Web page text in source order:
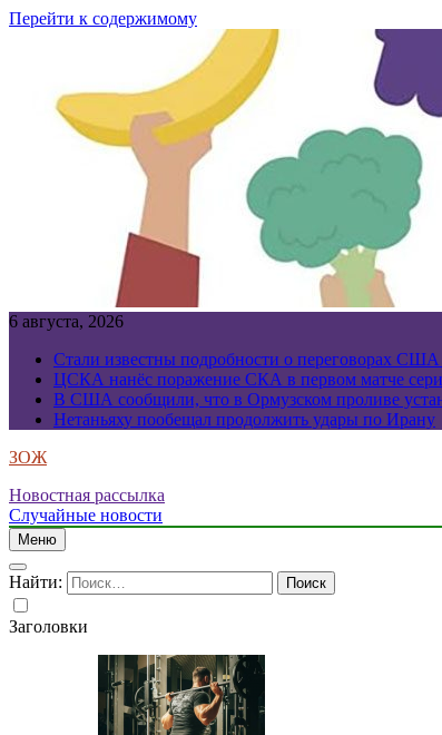
Перейти к содержимому
6 августа, 2026
Стали известны подробности о переговорах
ЦСКА нанёс поражение СКА в первом матче
В США сообщили, что в Ормузском проливе
Нетаньяху пообещал продолжить удары по Ирану
ЗОЖ
Новостная рассылка
Случайные новости
Меню
Найти:
Заголовки